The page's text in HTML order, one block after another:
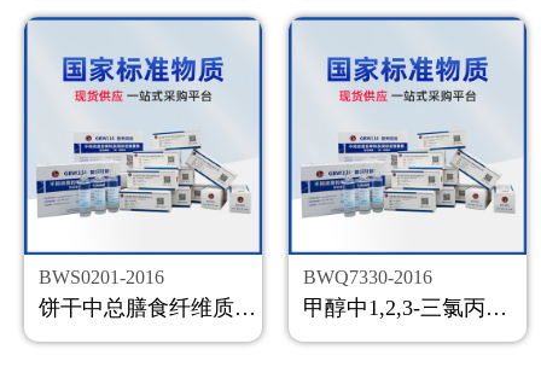
BWS0201-2016
饼干中总膳食纤维质控样品
BWQ7330-2016
甲醇中1,2,3-三氯丙烷溶液标准物质
返回主页